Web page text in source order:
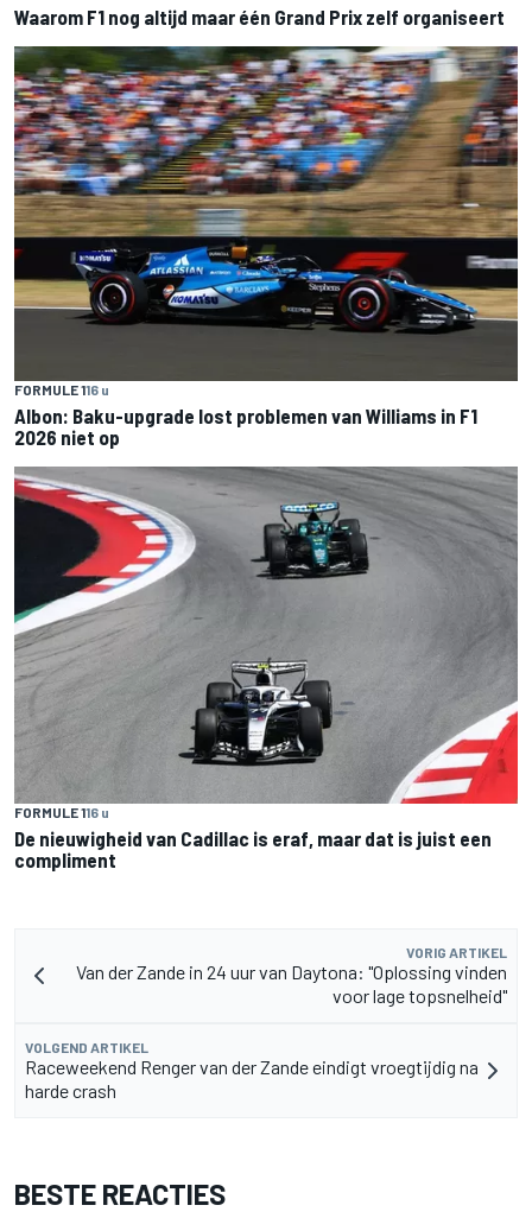
Waarom F1 nog altijd maar één Grand Prix zelf organiseert
FORMULE 116 u
Albon: Baku-upgrade lost problemen van Williams in F1
2026 niet op
FORMULE 116 u
De nieuwigheid van Cadillac is eraf, maar dat is juist een
compliment
VORIG ARTIKEL
Van der Zande in 24 uur van Daytona: "Oplossing vinden
voor lage topsnelheid"
VOLGEND ARTIKEL
Raceweekend Renger van der Zande eindigt vroegtijdig na
harde crash
BESTE REACTIES